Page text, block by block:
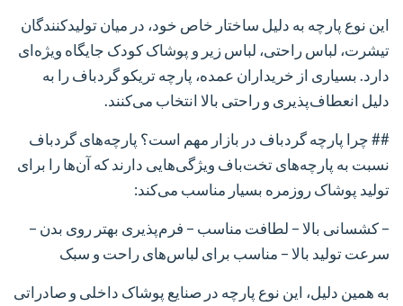
این نوع پارچه به دلیل ساختار خاص خود، در میان تولیدکنندگان
تیشرت، لباس راحتی، لباس زیر و پوشاک کودک جایگاه ویژه‌ای
دارد. بسیاری از خریداران عمده، پارچه تریکو گردباف را به
دلیل انعطاف‌پذیری و راحتی بالا انتخاب می‌کنند.
## چرا پارچه گردباف در بازار مهم است؟ پارچه‌های گردباف
نسبت به پارچه‌های تخت‌باف ویژگی‌هایی دارند که آن‌ها را برای
تولید پوشاک روزمره بسیار مناسب می‌کند:
– کشسانی بالا – لطافت مناسب – فرم‌پذیری بهتر روی بدن –
سرعت تولید بالا – مناسب برای لباس‌های راحت و سبک
به همین دلیل، این نوع پارچه در صنایع پوشاک داخلی و صادراتی